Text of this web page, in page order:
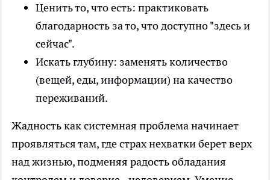
Ценить то, что есть: практиковать
благодарность за то, что доступно "здесь и
сейчас".
Искать глубину: заменять количество
(вещей, еды, информации) на качество
переживаний.
Жадность как системная проблема начинает
проявляться там, где страх нехватки берет верх
над жизнью, подменяя радость обладания